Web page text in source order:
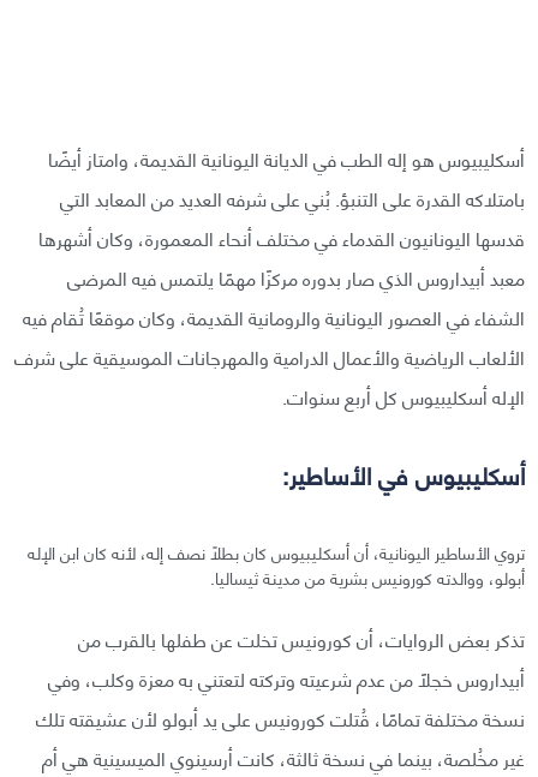
أسكليبيوس هو إله الطب في الديانة اليونانية القديمة، وامتاز أيضًا
بامتلاكه القدرة على التنبؤ. بُني على شرفه العديد من المعابد التي
قدسها اليونانيون القدماء في مختلف أنحاء المعمورة، وكان أشهرها
معبد أبيداروس الذي صار بدوره مركزًا مهمًا يلتمس فيه المرضى
الشفاء في العصور اليونانية والرومانية القديمة، وكان موقعًا تُقام فيه
الألعاب الرياضية والأعمال الدرامية والمهرجانات الموسيقية على شرف
الإله أسكليبيوس كل أربع سنوات.
أسكليبيوس في الأساطير:
تروي الأساطير اليونانية، أن أسكليبيوس كان بطلًا نصف إله، لأنه كان ابن الإله
أبولو، ووالدته كورونيس بشرية من مدينة ثيساليا.
تذكر بعض الروايات، أن كورونيس تخلت عن طفلها بالقرب من
أبيداروس خجلًا من عدم شرعيته وتركته لتعتني به معزة وكلب، وفي
نسخة مختلفة تمامًا، قُتلت كورونيس على يد أبولو لأن عشيقته تلك
غير مخُلصة، بينما في نسخة ثالثة، كانت أرسينوي الميسينية هي أم